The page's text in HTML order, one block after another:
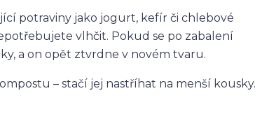
potraviny jako jogurt, kefír či chlebové
vlhčit. Pokud se po zabalení
a on opět ztvrdne v novém tvaru.
– stačí jej nastříhat na menší kousky.